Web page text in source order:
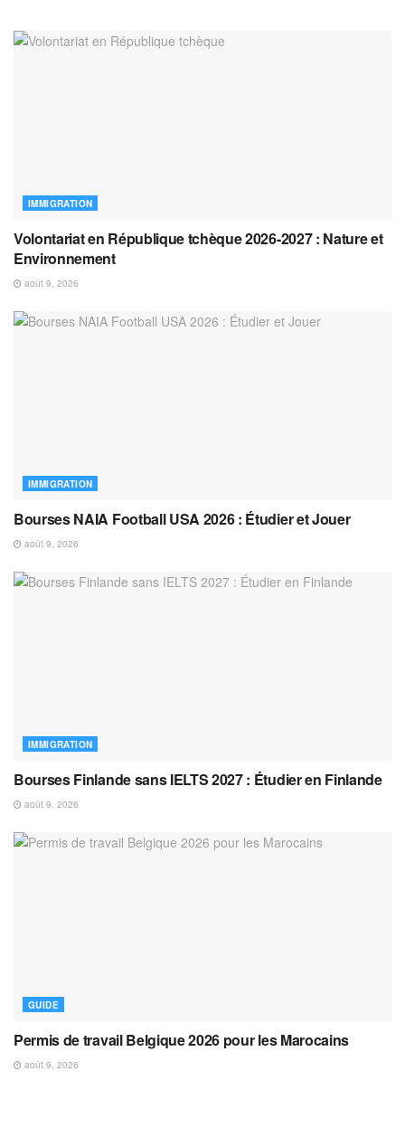
IMMIGRATION
Volontariat en République tchèque 2026-2027 : Nature et
Environnement
août 9, 2026
IMMIGRATION
Bourses NAIA Football USA 2026 : Étudier et Jouer
août 9, 2026
IMMIGRATION
Bourses Finlande sans IELTS 2027 : Étudier en Finlande
août 9, 2026
GUIDE
Permis de travail Belgique 2026 pour les Marocains
août 9, 2026